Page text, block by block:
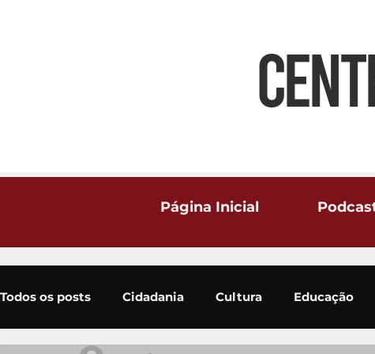
Página Inicial
Todos os posts Cidadania Cultura Educação